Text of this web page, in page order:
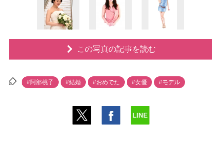
この写真の記事を読む
#阿部桃子 #結婚 #おめでた #女優 #モデル